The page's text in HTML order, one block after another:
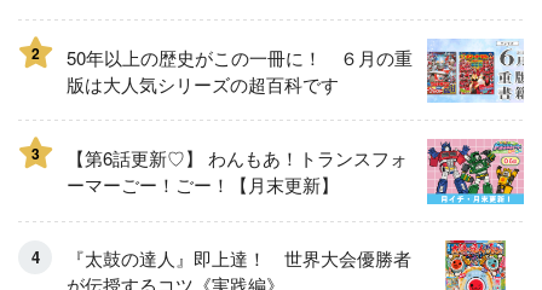
2
50年以上の歴史がこの一冊に！ ６月の重
版は大人気シリーズの超百科です
3
【第6話更新♡】 わんもあ！トランスフォ
ーマーごー！ごー！【月末更新】
『太鼓の達人』即上達！ 世界大会優勝者
が伝授するコツ《実践編》